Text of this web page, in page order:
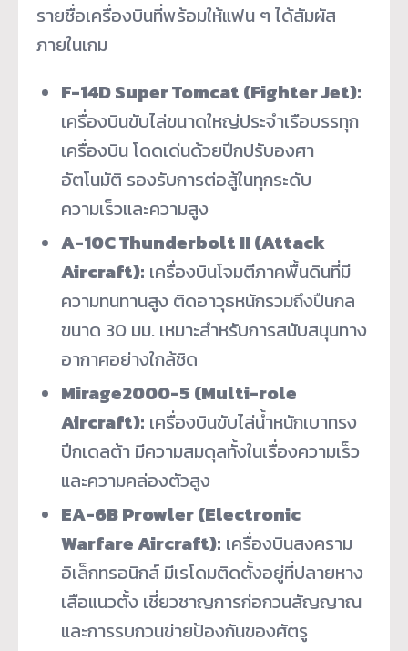
รายชื่อเครื่องบินที่พร้อมให้แฟน ๆ ได้สัมผัส
ภายในเกม
F-14D Super Tomcat (Fighter Jet):
เครื่องบินขับไล่ขนาดใหญ่ประจำเรือบรรทุก
เครื่องบิน โดดเด่นด้วยปีกปรับองศา
อัตโนมัติ รองรับการต่อสู้ในทุกระดับ
ความเร็วและความสูง
A-10C Thunderbolt II (Attack
Aircraft): เครื่องบินโจมตีภาคพื้นดินที่มี
ความทนทานสูง ติดอาวุธหนักรวมถึงปืนกล
ขนาด 30 มม. เหมาะสำหรับการสนับสนุนทาง
อากาศอย่างใกล้ชิด
Mirage2000-5 (Multi-role
Aircraft): เครื่องบินขับไล่น้ำหนักเบาทรง
ปีกเดลต้า มีความสมดุลทั้งในเรื่องความเร็ว
และความคล่องตัวสูง
EA-6B Prowler (Electronic
Warfare Aircraft): เครื่องบินสงคราม
อิเล็กทรอนิกส์ มีเรโดมติดตั้งอยู่ที่ปลายหาง
เสือแนวตั้ง เชี่ยวชาญการก่อกวนสัญญาณ
และการรบกวนข่ายป้องกันของศัตรู